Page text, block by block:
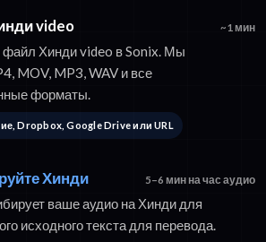
video ~1 мин
файл Хинди video в Sonix. Мы
MOV, MP3, WAV и все
форматы.
Dropbox, Google Drive или URL
Хинди 5–6 мин на час аудио
ваше аудио на Хинди для
исходного текста для перевода.